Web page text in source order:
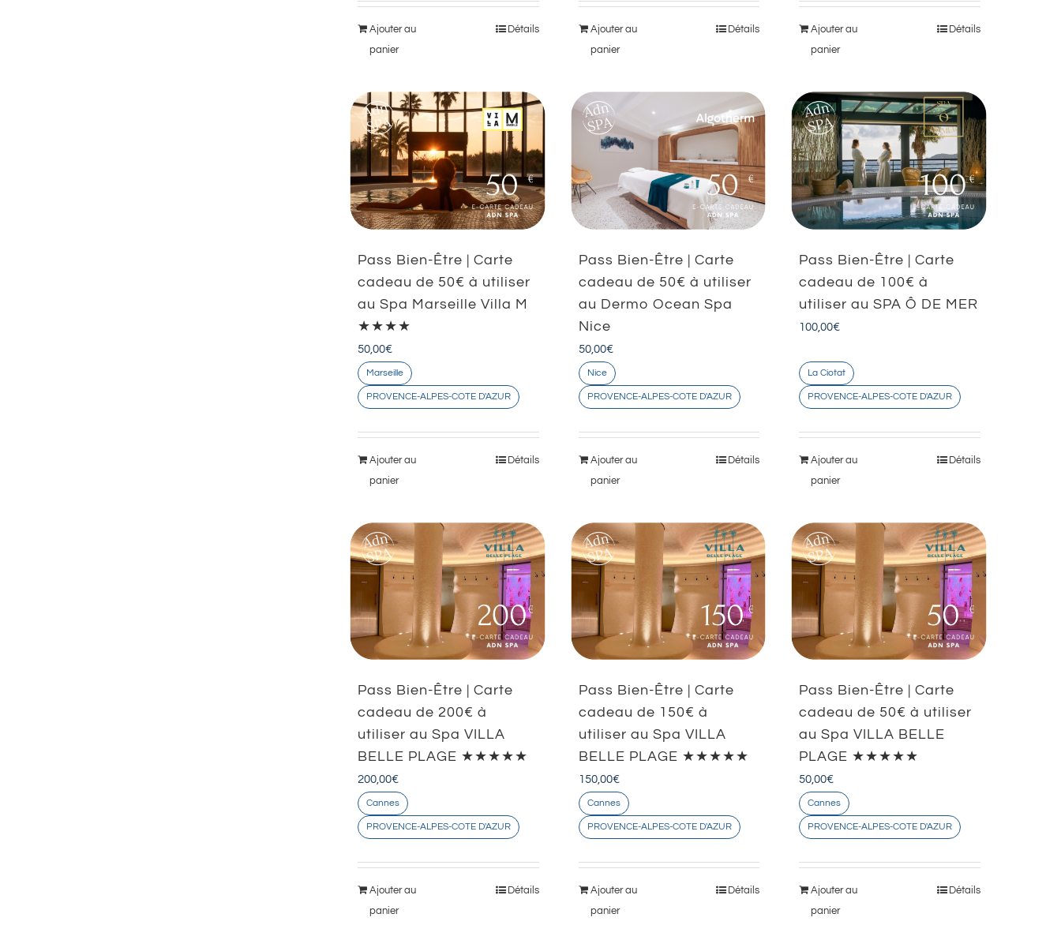
Ajouter au
panier
Détails
Ajouter au
panier
Détails
Ajouter au
panier
Détails
Pass Bien-Être | Carte
cadeau de 50€ à utiliser
au Spa Marseille Villa M
★★★★
50,00€
Marseille
PROVENCE-ALPES-COTE D'AZUR
Ajouter au
panier
Détails
Pass Bien-Être | Carte
cadeau de 50€ à utiliser
au Dermo Ocean Spa
Nice
50,00€
Nice
PROVENCE-ALPES-COTE D'AZUR
Ajouter au
panier
Détails
Pass Bien-Être | Carte
cadeau de 100€ à
utiliser au SPA Ô DE MER
100,00€
La Ciotat
PROVENCE-ALPES-COTE D'AZUR
Ajouter au
panier
Détails
Pass Bien-Être | Carte
cadeau de 200€ à
utiliser au Spa VILLA
BELLE PLAGE ★★★★★
200,00€
Cannes
PROVENCE-ALPES-COTE D'AZUR
Ajouter au
panier
Détails
Pass Bien-Être | Carte
cadeau de 150€ à
utiliser au Spa VILLA
BELLE PLAGE ★★★★★
150,00€
Cannes
PROVENCE-ALPES-COTE D'AZUR
Ajouter au
panier
Détails
Pass Bien-Être | Carte
cadeau de 50€ à utiliser
au Spa VILLA BELLE
PLAGE ★★★★★
50,00€
Cannes
PROVENCE-ALPES-COTE D'AZUR
Ajouter au
panier
Détails